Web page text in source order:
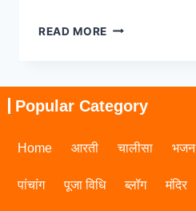
READ MORE
Popular Category
Home आरती चालीसा भजन
पांचांग पूजा विधि ब्लॉग मंदिर